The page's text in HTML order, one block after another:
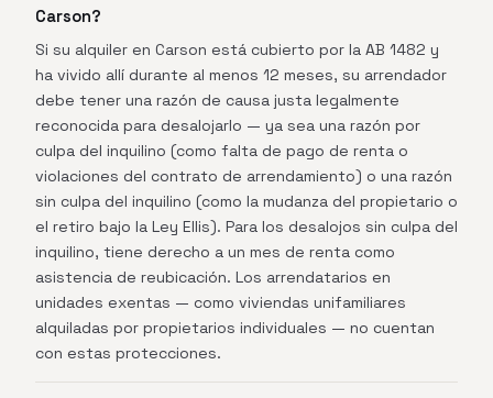
Carson?
Si su alquiler en Carson está cubierto por la AB 1482 y
ha vivido allí durante al menos 12 meses, su arrendador
debe tener una razón de causa justa legalmente
reconocida para desalojarlo — ya sea una razón por
culpa del inquilino (como falta de pago de renta o
violaciones del contrato de arrendamiento) o una razón
sin culpa del inquilino (como la mudanza del propietario o
el retiro bajo la Ley Ellis). Para los desalojos sin culpa del
inquilino, tiene derecho a un mes de renta como
asistencia de reubicación. Los arrendatarios en
unidades exentas — como viviendas unifamiliares
alquiladas por propietarios individuales — no cuentan
con estas protecciones.